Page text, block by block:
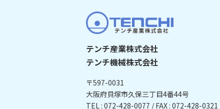
テンチ産業株式会社
テンチ機械株式会社
〒597-0031
大阪府貝塚市久保三丁目4番44号
TEL : 072-428-0077 / FAX : 072-428-0321